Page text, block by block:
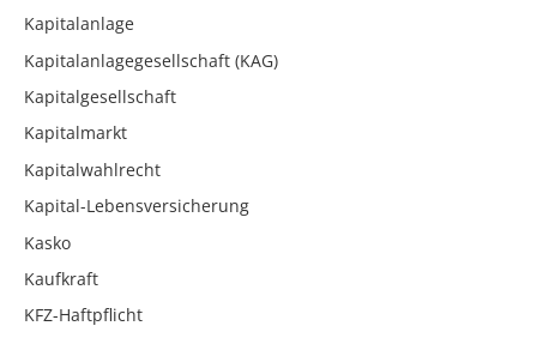
Kapitalanlage
Kapitalanlagegesellschaft (KAG)
Kapitalgesellschaft
Kapitalmarkt
Kapitalwahlrecht
Kapital-Lebensversicherung
Kasko
Kaufkraft
KFZ-Haftpflicht